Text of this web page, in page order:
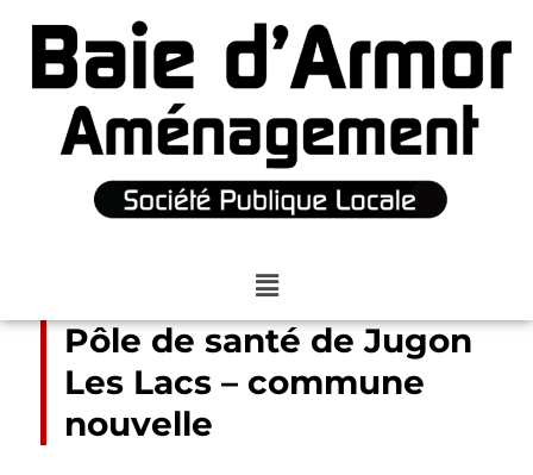
Pôle de santé de Jugon
Les Lacs – commune
nouvelle